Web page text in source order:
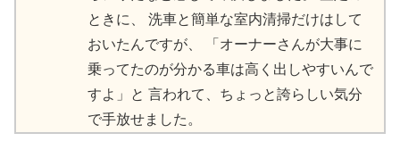
ときに、 洗車と簡単な室内清掃だけはして
おいたんですが、 「オーナーさんが大事に
乗ってたのが分かる車は高く出しやすいんで
すよ」と 言われて、ちょっと誇らしい気分
で手放せました。